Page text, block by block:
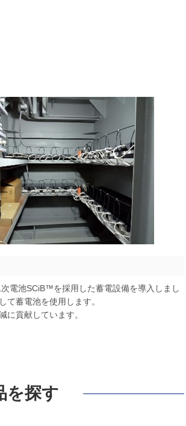
電池SCiB™を採用した蓄電設備を導入しまし
て蓄電池を使用します。
に貢献しています。
を探す